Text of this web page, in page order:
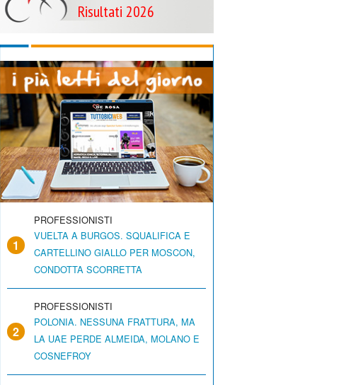
Risultati 2026
1
PROFESSIONISTI
VUELTA A BURGOS. SQUALIFICA E
CARTELLINO GIALLO PER MOSCON,
CONDOTTA SCORRETTA
2
PROFESSIONISTI
POLONIA. NESSUNA FRATTURA, MA
LA UAE PERDE ALMEIDA, MOLANO E
COSNEFROY